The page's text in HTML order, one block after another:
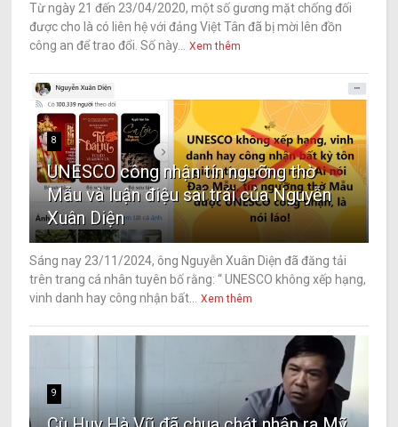
Từ ngày 21 đến 23/04/2020, một số gương mặt chống đối
được cho là có liên hệ với đảng Việt Tân đã bị mời lên đồn
công an để trao đổi. Số này...
Xem thêm
8
UNESCO công nhận tín ngưỡng thờ
Mẫu và luận điệu sai trái của Nguyễn
Xuân Diện
Sáng nay 23/11/2024, ông Nguyễn Xuân Diện đã đăng tải
trên trang cá nhân tuyên bố rằng: “ UNESCO không xếp hạng,
vinh danh hay công nhận bất...
Xem thêm
9